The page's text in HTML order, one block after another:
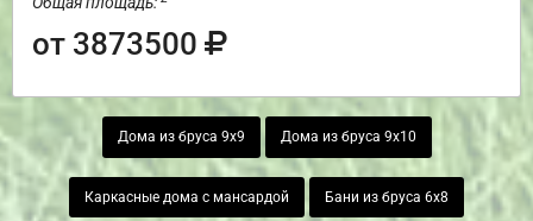
от 3873500
Дома из бруса 9х9 Дома из бруса 9х10
Каркасные дома с мансардой Бани из бруса 6х8